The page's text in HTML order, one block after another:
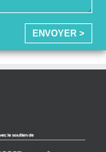
ENVOYER >